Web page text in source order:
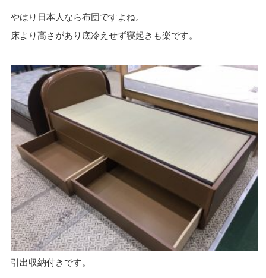
やはり日本人なら布団ですよね。
床より高さがあり底冷えせず寝起きも楽です。
引出収納付きです。